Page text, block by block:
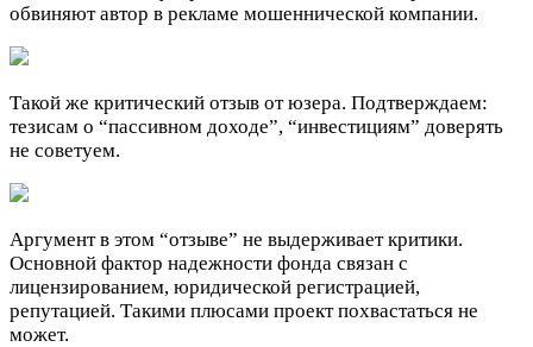
обвиняют автор в рекламе мошеннической компании.
Такой же критический отзыв от юзера. Подтверждаем:
тезисам о “пассивном доходе”, “инвестициям” доверять
не советуем.
Аргумент в этом “отзыве” не выдерживает критики.
Основной фактор надежности фонда связан с
лицензированием, юридической регистрацией,
репутацией. Такими плюсами проект похвастаться не
может.